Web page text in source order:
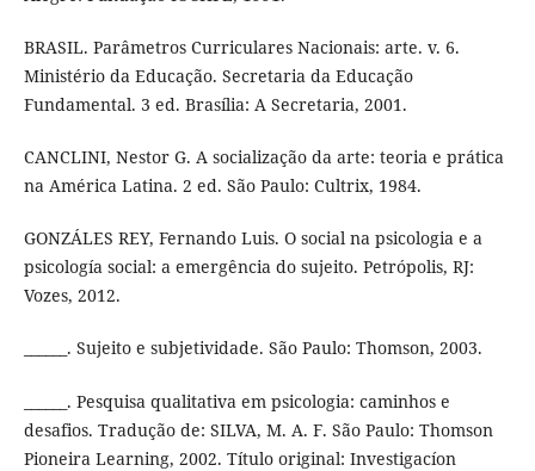
BRASIL. Parâmetros Curriculares Nacionais: arte. v. 6.
Ministério da Educação. Secretaria da Educação
Fundamental. 3 ed. Brasília: A Secretaria, 2001.
CANCLINI, Nestor G. A socialização da arte: teoria e prática
na América Latina. 2 ed. São Paulo: Cultrix, 1984.
GONZÁLES REY, Fernando Luis. O social na psicologia e a
psicología social: a emergência do sujeito. Petrópolis, RJ:
Vozes, 2012.
______. Sujeito e subjetividade. São Paulo: Thomson, 2003.
______. Pesquisa qualitativa em psicologia: caminhos e
desafios. Tradução de: SILVA, M. A. F. São Paulo: Thomson
Pioneira Learning, 2002. Título original: Investigacíon